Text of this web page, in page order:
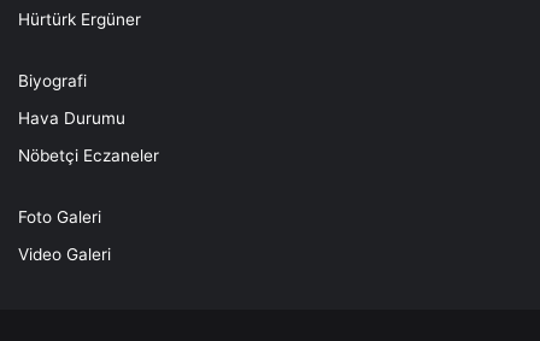
Hürtürk Ergüner
Biyografi
Hava Durumu
Nöbetçi Eczaneler
Foto Galeri
Video Galeri